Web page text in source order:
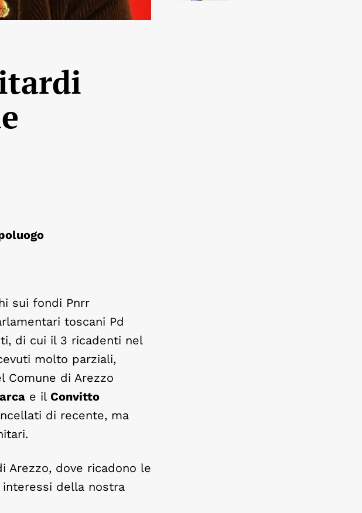
sui fondi Pnrr
toscani Pd
di cui il 3 ricadenti nel
molto parziali,
Comune di Arezzo
e il Convitto
di recente, ma
Arezzo, dove ricadono le
della nostra